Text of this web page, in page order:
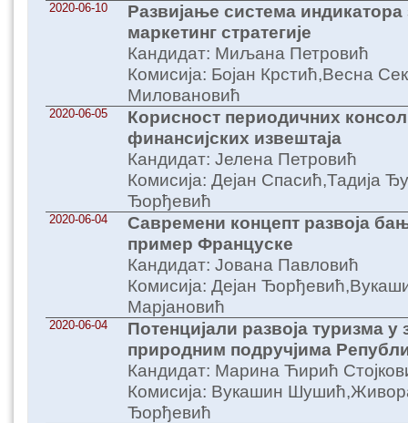
2020-06-10
Развијање система индикатора
маркетинг стратегије
Кандидат: Миљана Петровић
Комисија: Бојан Крстић,Весна
Миловановић
2020-06-05
Корисност периодичних
финансијских извештаја
Кандидат: Јелена Петровић
Комисија: Дејан Спасић,Тадија
Ђорђевић
2020-06-04
Савремени концепт развоја
пример Француске
Кандидат: Јована Павловић
Комисија: Дејан
Марјановић
2020-06-04
Потенцијали развоја туризма
природним подручјима
Кандидат: Марина Ћирић
Комисија: Вукашин
Ђорђевић